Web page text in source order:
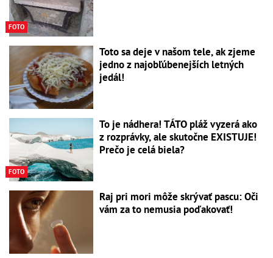
FOTO
Toto sa deje v našom tele, ak zjeme
jedno z najobľúbenejších letných
jedál!
FOTO
To je nádhera! TÁTO pláž vyzerá ako
z rozprávky, ale skutočne EXISTUJE!
Prečo je celá biela?
Raj pri mori môže skrývať pascu: Oči
vám za to nemusia poďakovať!